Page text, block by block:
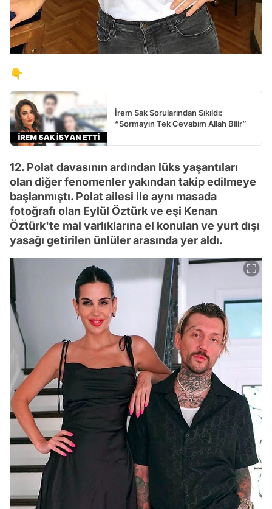
👇
İrem Sak Sorularından Sıkıldı:
“Sormayın Tek Cevabım Allah Bilir”
12. Polat davasının ardından lüks yaşantıları
olan diğer fenomenler yakından takip edilmeye
başlanmıştı. Polat ailesi ile aynı masada
fotoğrafı olan Eylül Öztürk ve eşi Kenan
Öztürk'te mal varlıklarına el konulan ve yurt dışı
yasağı getirilen ünlüler arasında yer aldı.